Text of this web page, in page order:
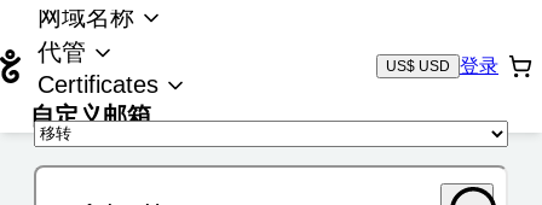
网域名称
代管
Certificates
自定义邮箱
US$ USD 登录